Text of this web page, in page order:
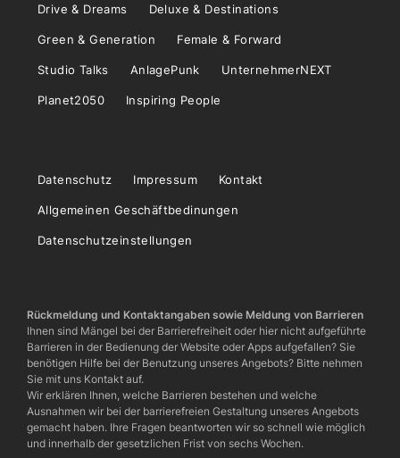
Drive & Dreams Deluxe & Destinations
Green & Generation Female & Forward
Studio Talks AnlagePunk UnternehmerNEXT
Planet2050 Inspiring People
Datenschutz Impressum Kontakt
Allgemeinen Geschäftbedinungen
Datenschutzeinstellungen
Rückmeldung und Kontaktangaben sowie Meldung von Barrieren
Ihnen sind Mängel bei der Barrierefreiheit oder hier nicht aufgeführte
Barrieren in der Bedienung der Website oder Apps aufgefallen? Sie
benötigen Hilfe bei der Benutzung unseres Angebots? Bitte nehmen
Sie mit uns Kontakt auf.
Wir erklären Ihnen, welche Barrieren bestehen und welche
Ausnahmen wir bei der barrierefreien Gestaltung unseres Angebots
gemacht haben. Ihre Fragen beantworten wir so schnell wie möglich
und innerhalb der gesetzlichen Frist von sechs Wochen.